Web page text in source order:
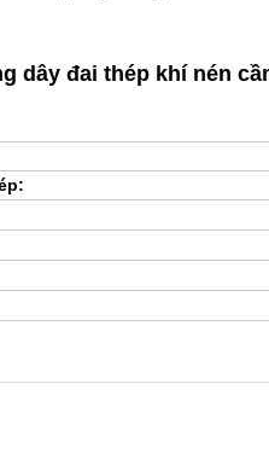
dây đai thép khí nén